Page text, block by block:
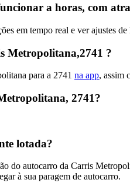
a horas, com
em tempo real e ver ajustes
Metropolitana,2741 ?
para a 2741 na app, assim
2741?
lotada?
do autocarro da Carris
à sua paragem de autocarro.